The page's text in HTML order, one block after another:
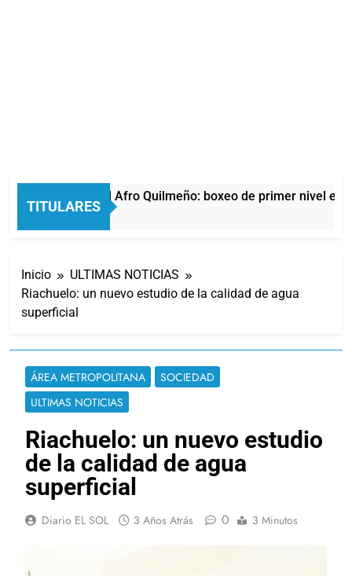
TITULARES
La noche del Afro Quilmeño: boxeo de primer nivel en la
11 Horas Atrás
Inicio
ULTIMAS NOTICIAS
Riachuelo: un nuevo estudio de la calidad de agua
superficial
ÁREA METROPOLITANA
SOCIEDAD
ULTIMAS NOTICIAS
Riachuelo: un nuevo estudio
de la calidad de agua
superficial
Diario EL SOL 3 Años Atrás 0 3 Minutos